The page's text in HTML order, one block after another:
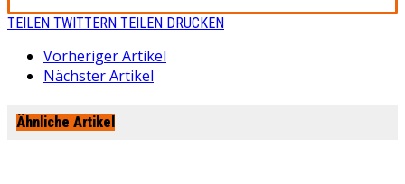
TEILEN TWITTERN TEILEN DRUCKEN
Vorheriger Artikel
Nächster Artikel
Ähnliche Artikel